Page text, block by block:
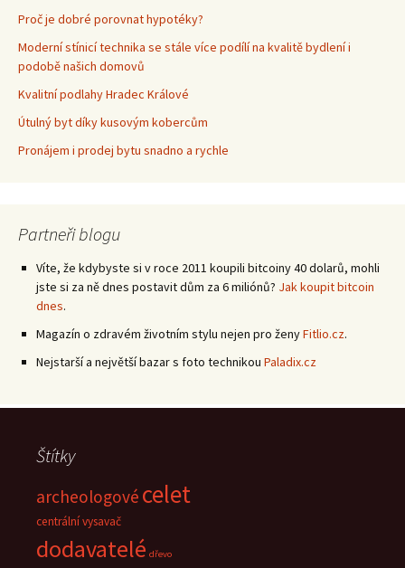
Proč je dobré porovnat hypotéky?
Moderní stínicí technika se stále více podílí na kvalitě bydlení i
podobě našich domovů
Kvalitní podlahy Hradec Králové
Útulný byt díky kusovým kobercům
Pronájem i prodej bytu snadno a rychle
Partneři blogu
Víte, že kdybyste si v roce 2011 koupili bitcoiny 40 dolarů, mohli
jste si za ně dnes postavit dům za 6 miliónů? Jak koupit bitcoin
dnes.
Magazín o zdravém životním stylu nejen pro ženyFitlio.cz.
Nejstarší a největší bazar s foto technikou Paladix.cz
Štítky
archeologové celet
centrální vysavač
dodavatelé dřevo